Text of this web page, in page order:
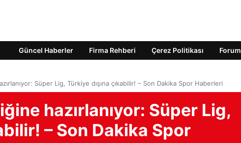
Güncel Haberler Firma Rehberi Çerez Politikası Forum
Süper Lig, Türkiye dışına çıkabilir! – Son Dakika Spor Haberleri
hazırlanıyor: Süper Lig,
– Son Dakika Spor